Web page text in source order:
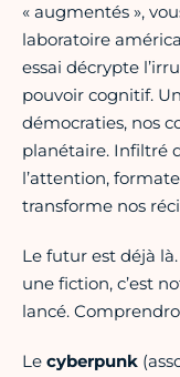
« augmentés »,
laboratoire
essai décrypte
pouvoir cognitif.
démocraties, nos
planétaire. Infiltré
l’attention,
transforme nos
Le futur est déjà
une fiction, c’est
lancé.
Le cyberpunk